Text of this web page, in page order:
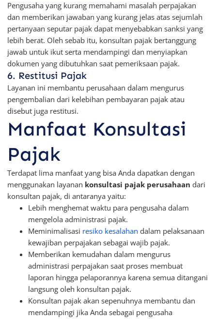
Pengusaha yang kurang memahami masalah perpajakan
dan memberikan jawaban yang kurang jelas atas sejumlah
pertanyaan seputar pajak dapat menyebabkan sanksi yang
lebih berat. Oleh sebab itu, konsultan pajak bertanggung
jawab untuk ikut serta mendampingi dan menyiapkan
dokumen yang dibutuhkan saat pemeriksaan pajak.
6. Restitusi Pajak
Layanan ini membantu perusahaan dalam mengurus
pengembalian dari kelebihan pembayaran pajak atau
disebut juga restitusi.
Manfaat Konsultasi
Pajak
Terdapat lima manfaat yang bisa Anda dapatkan dengan
menggunakan layanan konsultasi pajak perusahaan dari
konsultan pajak, di antaranya yaitu:
Lebih menghemat waktu para pengusaha dalam
mengelola administrasi pajak.
Meminimalisasi resiko kesalahan dalam pelaksanaan
kewajiban perpajakan sebagai wajib pajak.
Memberikan kemudahan dalam mengurus
administrasi perpajakan saat proses membuat
laporan hingga pelaporannya karena semua ditangani
langsung oleh konsultan pajak.
Konsultan pajak akan sepenuhnya membantu dan
mendampingi jika Anda sebagai pengusaha